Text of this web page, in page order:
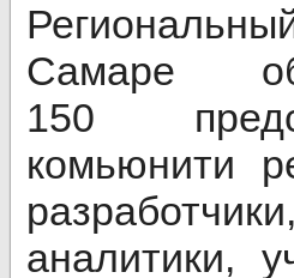
Самаре
150
комьюнити
аналитики,